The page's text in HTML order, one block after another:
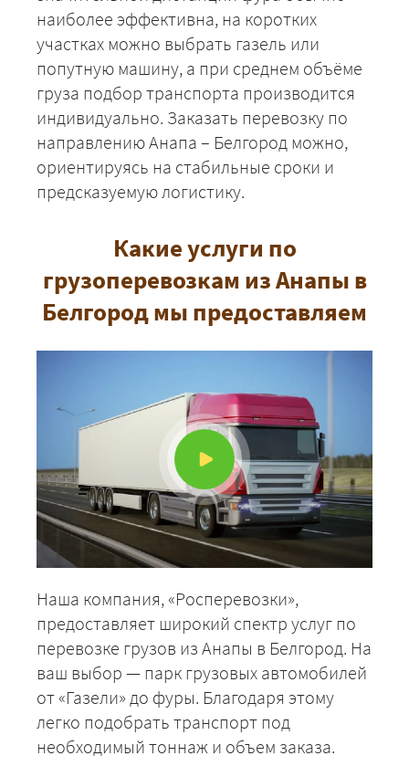
наиболее эффективна, на коротких
участках можно выбрать газель или
попутную машину, а при среднем объёме
груза подбор транспорта производится
индивидуально. Заказать перевозку по
направлению Анапа – Белгород можно,
ориентируясь на стабильные сроки и
предсказуемую логистику.
Какие услуги по
грузоперевозкам из Анапы в
Белгород мы предоставляем
Наша компания, «Росперевозки»,
предоставляет широкий спектр услуг по
перевозке грузов из Анапы в Белгород. На
ваш выбор — парк грузовых автомобилей
от «Газели» до фуры. Благодаря этому
легко подобрать транспорт под
необходимый тоннаж и объем заказа.
+7 (499) 520-05-23
ЗАКАЗАТЬ